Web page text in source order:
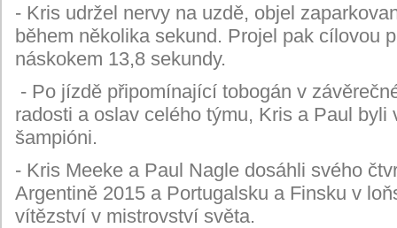
- Kris udržel nervy na uzdě, objel
během několika sekund. Projel pak cílovou
náskokem 13,8 sekundy.
- Po jízdě připomínající tobogán v
radosti a oslav celého týmu, Kris a Paul
šampióni.
- Kris Meeke a Paul Nagle dosáhli svého
Argentině 2015 a Portugalsku a Finsku v
vítězství v mistrovství světa.